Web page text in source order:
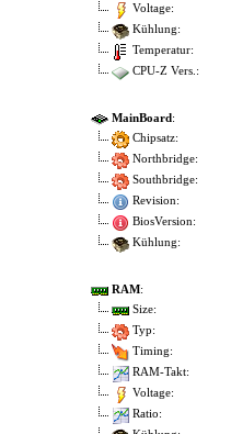
Voltage:
Kühlung:
Temperatur:
CPU-Z Vers.:
MainBoard:
Chipsatz:
Northbridge:
Southbridge:
Revision:
BiosVersion:
Kühlung:
RAM:
Size:
Typ:
Timing:
RAM-Takt:
Voltage:
Ratio: